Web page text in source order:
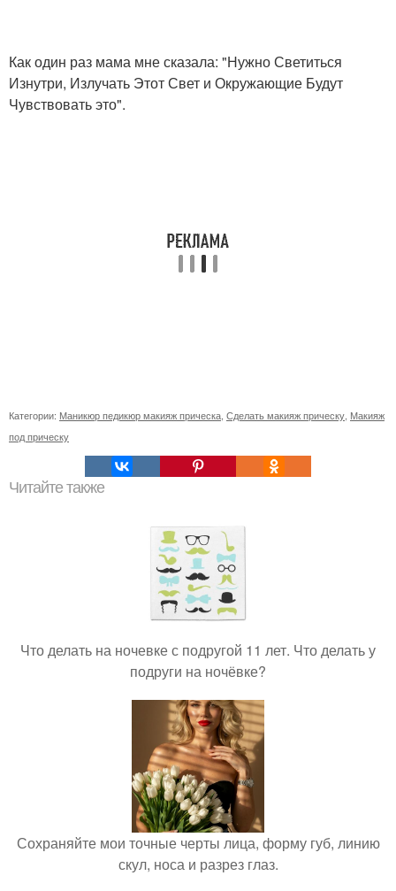
Как один раз мама мне сказала: "Нужно Светиться
Изнутри, Излучать Этот Свет и Окружающие Будут
Чувствовать это".
Категории: Маникюр педикюр макияж прическа Сделать макияж прическу Макияж
под прическу
Читайте также
Что делать на ночевке с подругой 11 лет. Что делать у
подруги на ночёвке?
Сохраняйте мои точные черты лица, форму губ, линию
скул, носа и разрез глаз.